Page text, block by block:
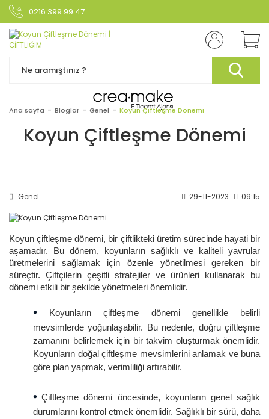
0216 399 99 47
Ana sayfa Bloglar Genel Koyun Çiftleşme Dönemi
Koyun Çiftleşme Dönemi
Genel 29-11-2023 09:15
Koyun çiftleşme dönemi, bir çiftlikteki üretim sürecinde hayati bir
aşamadır. Bu dönem, koyunların sağlıklı ve kaliteli yavrular
üretmelerini sağlamak için özenle yönetilmesi gereken bir
süreçtir. Çiftçilerin çeşitli stratejiler ve ürünleri kullanarak bu
dönemi etkili bir şekilde yönetmeleri önemlidir.
•
Koyunların çiftleşme dönemi genellikle belirli
mevsimlerde yoğunlaşabilir. Bu nedenle, doğru çiftleşme
zamanını belirlemek için bir takvim oluşturmak önemlidir.
Koyunların doğal çiftleşme mevsimlerini anlamak ve buna
göre plan yapmak, verimliliği artırabilir.
• Çiftleşme dönemi öncesinde, koyunların genel sağlık
durumlarını kontrol etmek önemlidir. Sağlıklı bir sürü, daha